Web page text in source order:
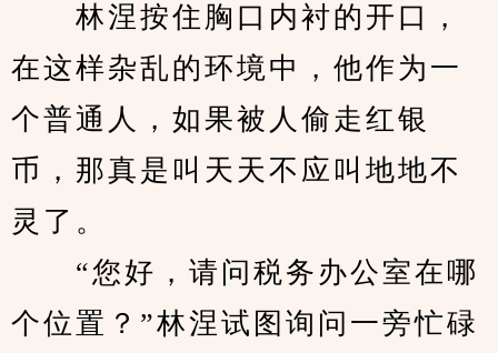
林涅按住胸口内衬的开口，
在这样杂乱的环境中，他作为一
个普通人，如果被人偷走红银
币，那真是叫天天不应叫地地不
灵了。
“您好，请问税务办公室在哪
个位置？”林涅试图询问一旁忙碌